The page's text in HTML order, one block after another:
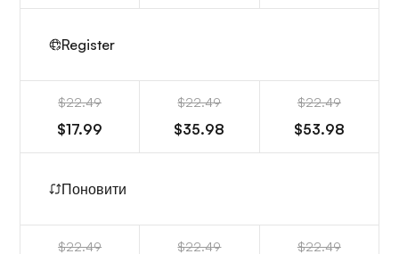
Register
$22.49
$17.99
$22.49
$35.98
$22.49
$53.98
Поновити
$22.49 $22.49 $22.49